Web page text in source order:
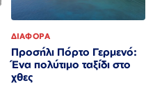
ΔΙΑΦΟΡΑ
Προσήλι Πόρτο Γερμενό:
Ένα πολύτιμο ταξίδι στο
χθες